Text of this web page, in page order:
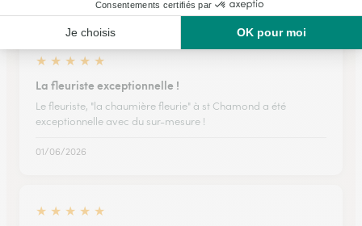
★ ★ ★ ★ ★
La fleuriste exceptionnelle !
Le fleuriste, "la chaumière fleurie" à st Chamond a été
exceptionnelle avec du sur-mesure !
01/06/2026
★ ★ ★ ★ ★